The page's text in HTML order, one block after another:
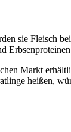
sie Fleisch
Markt
heißen,